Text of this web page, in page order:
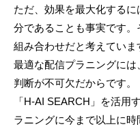
ただ、効果を最大化する
分であることも事実です
組み合わせだと考えてい
最適な配信プラニングに
判断が不可欠だからです。
「H-AI SEARCH」を活用
ラニングに今まで以上に